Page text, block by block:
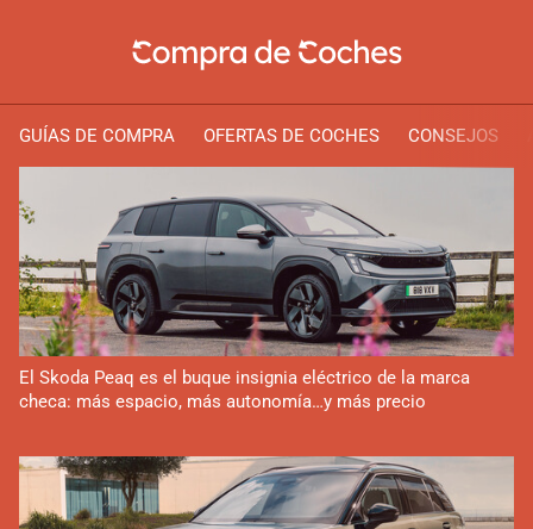
GUÍAS DE COMPRA OFERTAS DE COCHES CONSEJOS
El Skoda Peaq es el buque insignia eléctrico de la marca
checa: más espacio, más autonomía…y más precio